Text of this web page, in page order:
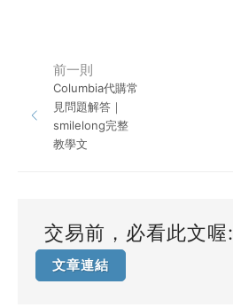
前一則
Columbia代購常
見問題解答｜
smilelong完整
教學文
交易前，必看此文喔:
文章連結